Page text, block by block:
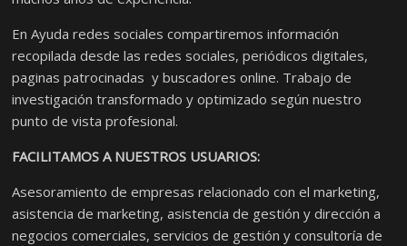
En Ayuda redes sociales compartiremos información
recopilada desde las redes sociales, periódicos digitales,
paginas patrocinadas y buscadores online. Trabajo de
investigación transformado y optimizado según nuestro
punto de vista profesional.
FACILITAMOS A NUESTROS USUARIOS:
Asesoramiento de empresas relacionado con el marketing,
asistencia de marketing, asistencia de gestión y dirección a
negocios comerciales, servicios de gestión y consultoría de